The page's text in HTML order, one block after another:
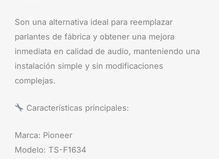
Son una alternativa ideal para reemplazar
parlantes de fábrica y obtener una mejora
inmediata en calidad de audio, manteniendo una
instalación simple y sin modificaciones
complejas.
Características principales:
Marca: Pioneer
Modelo: TS-F1634